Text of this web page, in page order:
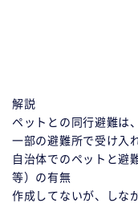
解説
ペットとの同行避難は
一部の避難所で受け入
自治体でのペットと避
等）の有無
作成してないが、しな